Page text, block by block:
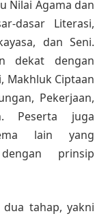
Nilai Agama dan
dasar Literasi,
dan Seni.
dekat dengan
Makhluk Ciptaan
Pekerjaan,
Peserta juga
lain yang
prinsip
tahap, yakni